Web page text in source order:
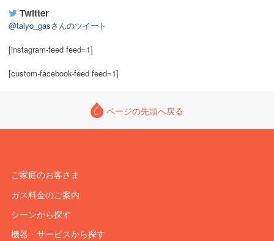
Twitter
@taiyo_gasさんのツイート
[instagram-feed feed=1]
[custom-facebook-feed feed=1]
ページの先頭へ戻る
ご家庭のお客さま
ガス料金のご案内
シーンから探す
機器・サービスから探す